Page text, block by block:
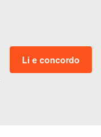
Li e concordo